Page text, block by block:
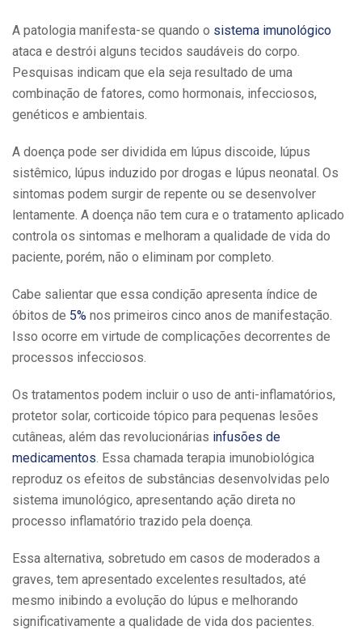
A patologia manifesta-se quando o sistema imunológico
ataca e destrói alguns tecidos saudáveis do corpo.
Pesquisas indicam que ela seja resultado de uma
combinação de fatores, como hormonais, infecciosos,
genéticos e ambientais.
A doença pode ser dividida em lúpus discoide, lúpus
sistêmico, lúpus induzido por drogas e lúpus neonatal. Os
sintomas podem surgir de repente ou se desenvolver
lentamente. A doença não tem cura e o tratamento aplicado
controla os sintomas e melhoram a qualidade de vida do
paciente, porém, não o eliminam por completo.
Cabe salientar que essa condição apresenta índice de
óbitos de 5% nos primeiros cinco anos de manifestação.
Isso ocorre em virtude de complicações decorrentes de
processos infecciosos.
Os tratamentos podem incluir o uso de anti-inflamatórios,
protetor solar, corticoide tópico para pequenas lesões
cutâneas, além das revolucionárias infusões de
medicamentos. Essa chamada terapia imunobiológica
reproduz os efeitos de substâncias desenvolvidas pelo
sistema imunológico, apresentando ação direta no
processo inflamatório trazido pela doença.
Essa alternativa, sobretudo em casos de moderados a
graves, tem apresentado excelentes resultados, até
mesmo inibindo a evolução do lúpus e melhorando
significativamente a qualidade de vida dos pacientes.